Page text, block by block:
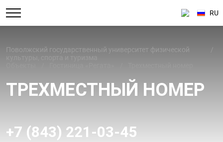
RU
Поволжский государственный университет физической
ТРЕХМЕСТНЫЙ НОМЕР
+7 (843) 221-03-45